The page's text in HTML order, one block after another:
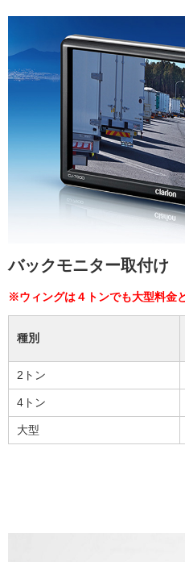
バックモニター取付け
※ウィングは４トンでも大型料金
種別
2トン
4トン
大型